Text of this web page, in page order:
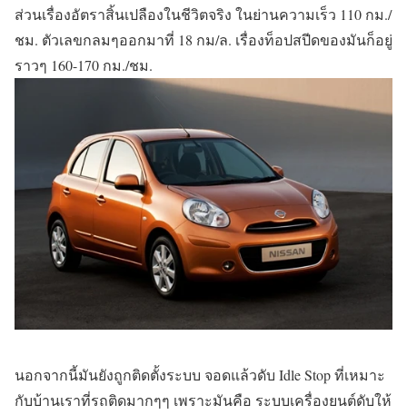
ส่วนเรื่องอัตราสิ้นเปลืองในชีวิตจริง ในย่านความเร็ว 110 กม./
ชม. ตัวเลขกลมๆออกมาที่ 18 กม/ล. เรื่องท็อปสปีดของมันก็อยู่
ราวๆ 160-170 กม./ชม.
นอกจากนี้มันยังถูกติดตั้งระบบ จอดแล้วดับ Idle Stop ที่เหมาะ
กับบ้านเราที่รถติดมากๆๆ เพราะมันคือ ระบบเครื่องยนต์ดับให้